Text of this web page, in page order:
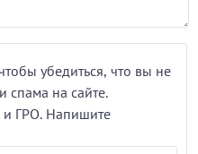
убедиться, что вы не
спама на сайте.
и ГРО. Напишите